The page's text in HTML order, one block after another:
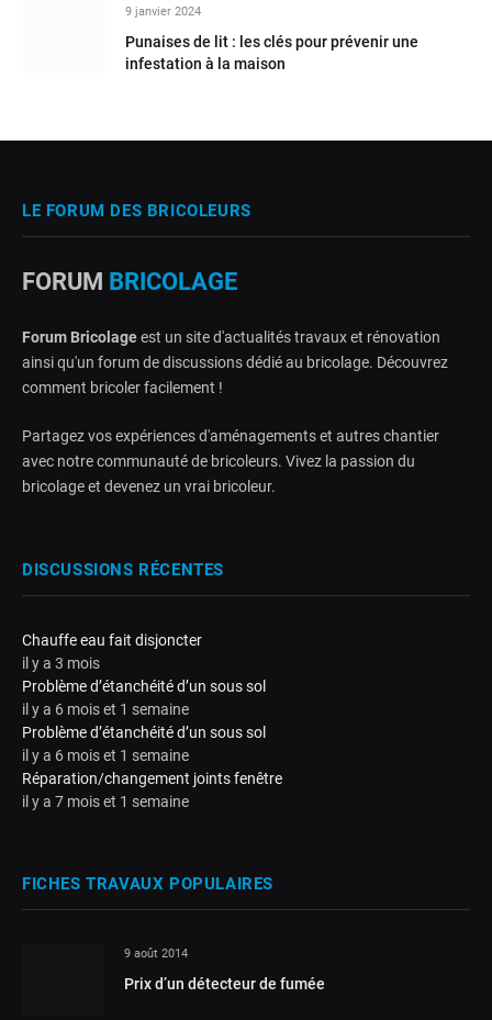
9 janvier 2024
Punaises de lit : les clés pour prévenir une
infestation à la maison
LE FORUM DES BRICOLEURS
FORUM BRICOLAGE
Forum Bricolageest un site d'actualités travaux et rénovation
ainsi qu'un forum de discussions dédié au bricolage. Découvrez
comment bricoler facilement !
Partagez vos expériences d'aménagements et autres chantier
avec notre communauté de bricoleurs. Vivez la passion du
bricolage et devenez un vrai bricoleur.
DISCUSSIONS RÉCENTES
Chauffe eau fait disjoncter
il y a 3 mois
Problème d’étanchéité d’un sous sol
il y a 6 mois et 1 semaine
Problème d’étanchéité d’un sous sol
il y a 6 mois et 1 semaine
Réparation/changement joints fenêtre
il y a 7 mois et 1 semaine
FICHES TRAVAUX POPULAIRES
9 août 2014
Prix d’un détecteur de fumée